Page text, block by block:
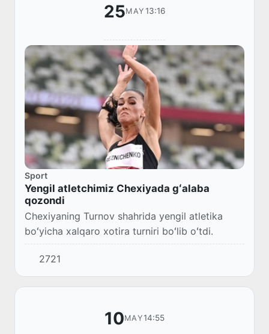
25MAY 13:16
Sport
Yengil atletchimiz Chexiyada gʻalaba
qozondi
Chexiyaning Turnov shahrida yengil atletika
boʻyicha xalqaro xotira turniri boʻlib oʻtdi.
2721
10MAY14:55